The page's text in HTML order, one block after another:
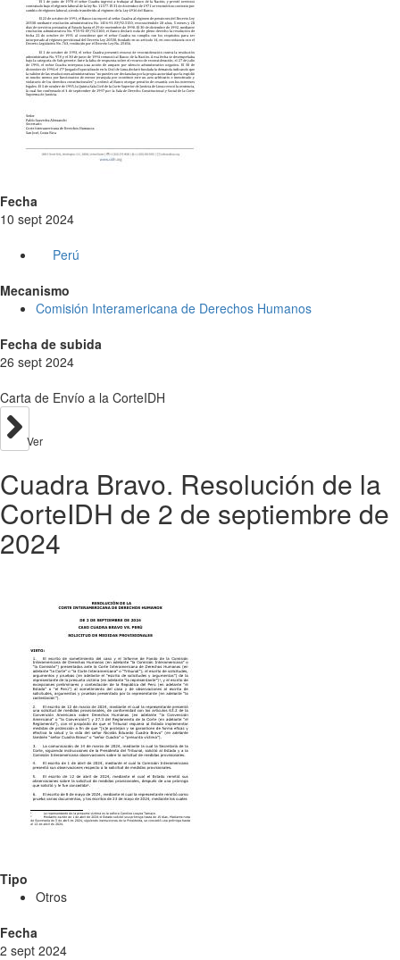
Fecha
10 sept 2024
Perú
Mecanismo
Comisión Interamericana de Derechos Humanos
Fecha de subida
26 sept 2024
Carta de Envío a la CorteIDH
Ver
Cuadra Bravo. Resolución de la
CorteIDH de 2 de septiembre de
2024
Tipo
Otros
Fecha
2 sept 2024